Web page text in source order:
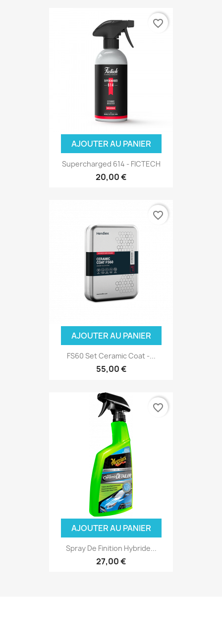
AJOUTER AU PANIER
Supercharged 614 - FICTECH
20,00 €
favorite_border
AJOUTER AU PANIER
FS60 Set Ceramic Coat -...
55,00 €
favorite_border
AJOUTER AU PANIER
Spray De Finition Hybride...
27,00 €
favorite_border